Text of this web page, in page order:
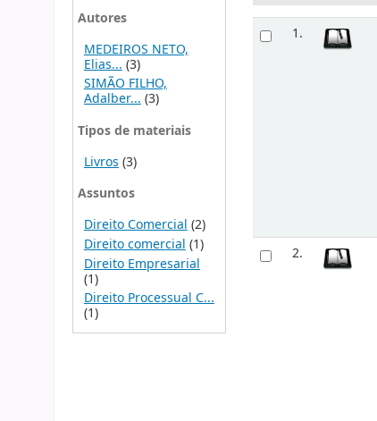
Autores
MEDEIROS NETO,
Elias... (3)
SIMÃO FILHO,
Adalber...(3)
Tipos de materiais
Livros (3)
Assuntos
Direito Comercial (2)
Direito comercial (1)
Direito Empresarial
(1)
Direito Processual C...
(1)
1.
2.